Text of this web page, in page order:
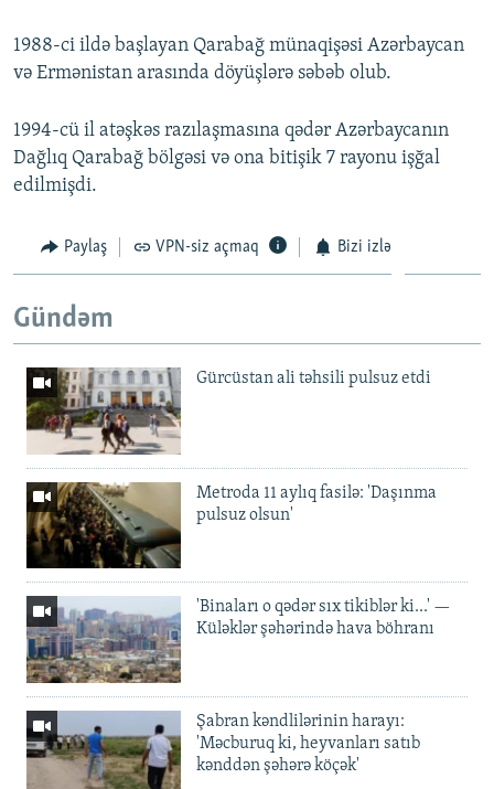
1988-ci ildə başlayan Qarabağ münaqişəsi Azərbaycan
və Ermənistan arasında döyüşlərə səbəb olub.
1994-cü il atəşkəs razılaşmasına qədər Azərbaycanın
Dağlıq Qarabağ bölgəsi və ona bitişik 7 rayonu işğal
edilmişdi.
Paylaş VPN-siz açmaq Bizi izlə
Gündəm
Gürcüstan ali təhsili pulsuz etdi
Metroda 11 aylıq fasilə: 'Daşınma
pulsuz olsun'
'Binaları o qədər sıx tikiblər ki...' —
Küləklər şəhərində hava böhranı
Şabran kəndlilərinin harayı:
'Məcburuq ki, heyvanları satıb
kənddən şəhərə köçək'